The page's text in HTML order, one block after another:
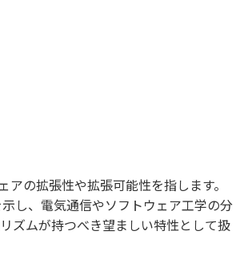
の拡張性や拡張可能性を指します。
し、電気通信やソフトウェア工学の分
ズムが持つべき望ましい特性として扱